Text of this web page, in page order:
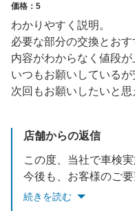
価格：5
わかりやすく説明。
必要な部分の交換とお
内容がわからなく値段が
いつもお願いしているが
次回もお願いしたいと思
店舗からの返信
今後も、お客様のご要望
お車でお困りごとがあ
続きを読む